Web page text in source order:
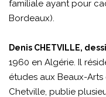
familiale ayant pour
Bordeaux).
Denis CHETVILLE,
1960 en Algérie. Il
études aux Beaux-
Chetville, publie